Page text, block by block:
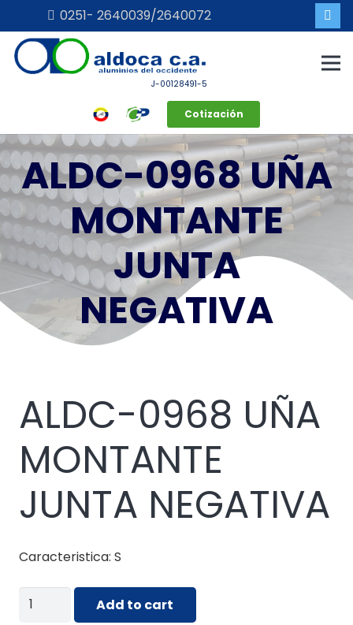
0251- 2640039/2640072
J-00128491-5
Cotización
ALDC-0968 UÑA
MONTANTE
JUNTA
NEGATIVA
ALDC-0968 UÑA
MONTANTE
JUNTA NEGATIVA
Caracteristica: S
ALDC-
Add to cart